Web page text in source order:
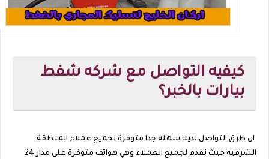
كيفيه التواصل مع شركه شفط
بيارات بالخبر؟
ان طرق التواصل لدينا سهله جدا متوفرة لجميع عملاء المنطقة
الشرقية حيث نقدم لجميع العملاء وهي
هواتف متوفرة على مدار 24